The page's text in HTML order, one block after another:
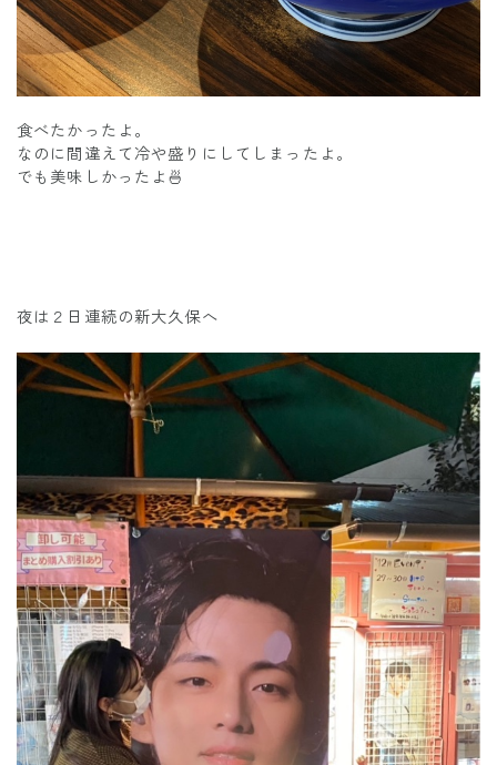
食べたかったよ。
なのに間違えて冷や盛りにしてしまったよ。
でも美味しかったよ🍜
夜は２日連続の新大久保へ